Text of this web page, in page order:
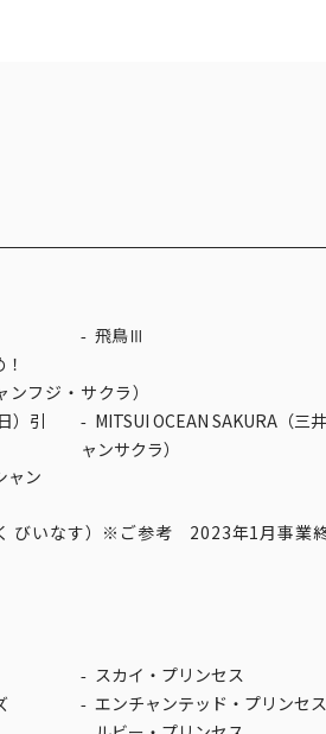
飛鳥Ⅲ
フジ・サクラ）
ャンサクラ）
びいなす）※ご参考 2023年1月事業
スカイ・プリンセス
エンチャンテッド・プリンセス